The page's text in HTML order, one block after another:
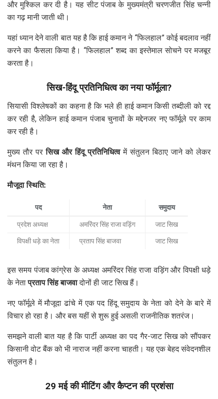
और मुश्किल कर दी है। यह सीट पंजाब के मुख्यमंत्री चरणजीत सिंह चन्नी
का गढ़ मानी जाती थी।
यहां ध्यान देने वाली बात यह है कि हाई कमान ने “फिलहाल” कोई बदलाव नहीं
करने का फैसला किया है। “फिलहाल” शब्द का इस्तेमाल सोचने पर मजबूर
करता है।
सिख-हिंदू प्रतिनिधित्व का नया फॉर्मूला?
सियासी विश्लेषकों का कहना है कि भले ही हाई कमान किसी तब्दीली को रद्द
कर रही है, लेकिन हाई कमान पंजाब चुनावों के मद्देनजर नए फॉर्मूले पर काम
कर रही है।
मुख्य तौर परसिख और हिंदू प्रतिनिधित्वमें संतुलन बिठाए जाने को लेकर
मंथन किया जा रहा है।
मौजूदा स्थिति:
पद नेता समुदाय
प्रदेश अध्यक्ष अमरिंदर सिंह राजा वड़िंग जाट सिख
विपक्षी धड़े का नेता प्रताप सिंह बाजवा जाट सिख
इस समय पंजाब कांग्रेस के अध्यक्ष अमरिंदर सिंह राजा वड़िंग और विपक्षी धड़े
के नेताप्रताप सिंह बाजवादोनों ही जाट सिख हैं।
नए फॉर्मूले में मौजूदा ढांचे में एक पद हिंदू समुदाय के नेता को देने के बारे में
विचार हो रहा है। और बस यहीं से शुरू हुई असली राजनीतिक शतरंज।
समझने वाली बात यह है कि पार्टी अध्यक्ष का पद गैर-जाट सिख को सौंपकर
किसानी वोट बैंक को भी नाराज नहीं करना चाहती। यह एक बेहद संवेदनशील
संतुलन है।
29 मई की मीटिंग और कैप्टन की प्रशंसा